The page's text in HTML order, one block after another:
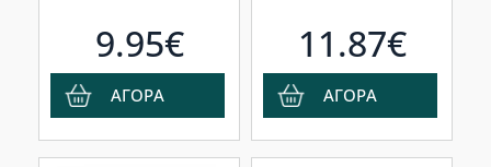
κάψουλες9.95€
ΑΓΟΡΑ
11.87€
ΑΓΟΡΑ